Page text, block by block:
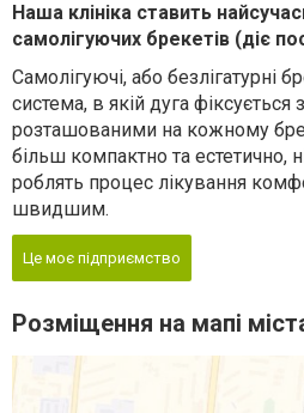
Наша клініка ставить
самолігуючих брекетів (діє
Самолігуючі, або безлігатурні
система, в якій дуга
розташованими на кожному
більш компактно та естетично,
роблять процес лікування
швидшим.
Це моє підприємство
Розміщення на мапі